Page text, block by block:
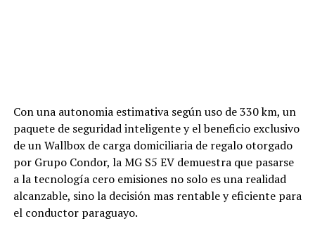
Con una autonomia estimativa según uso de 330 km, un
paquete de seguridad inteligente y el beneficio exclusivo
de un Wallbox de carga domiciliaria de regalo otorgado
por Grupo Condor, la MG S5 EV demuestra que pasarse
a la tecnología cero emisiones no solo es una realidad
alcanzable, sino la decisión mas rentable y eficiente para
el conductor paraguayo.